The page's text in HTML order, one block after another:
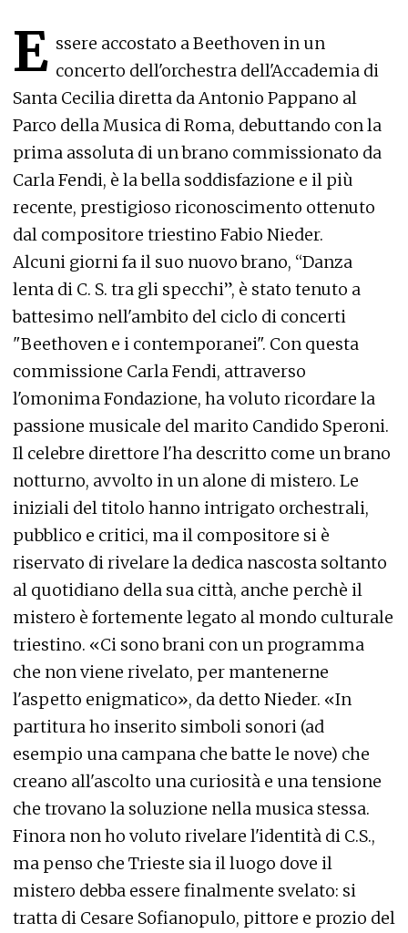
E ssere accostato a Beethoven in un
concerto dell'orchestra dell'Accademia di
Santa Cecilia diretta da Antonio Pappano al
Parco della Musica di Roma, debuttando con la
prima assoluta di un brano commissionato da
Carla Fendi, è la bella soddisfazione e il più
recente, prestigioso riconoscimento ottenuto
dal compositore triestino Fabio Nieder.
Alcuni giorni fa il suo nuovo brano, “Danza
lenta di C. S. tra gli specchi”, è stato tenuto a
battesimo nell'ambito del ciclo di concerti
"Beethoven e i contemporanei". Con questa
commissione Carla Fendi, attraverso
l'omonima Fondazione, ha voluto ricordare la
passione musicale del marito Candido Speroni.
Il celebre direttore l'ha descritto come un brano
notturno, avvolto in un alone di mistero. Le
iniziali del titolo hanno intrigato orchestrali,
pubblico e critici, ma il compositore si è
riservato di rivelare la dedica nascosta soltanto
al quotidiano della sua città, anche perchè il
mistero è fortemente legato al mondo culturale
triestino. «Ci sono brani con un programma
che non viene rivelato, per mantenerne
l'aspetto enigmatico», da detto Nieder. «In
partitura ho inserito simboli sonori (ad
esempio una campana che batte le nove) che
creano all'ascolto una curiosità e una tensione
che trovano la soluzione nella musica stessa.
Finora non ho voluto rivelare l'identità di C.S.,
ma penso che Trieste sia il luogo dove il
mistero debba essere finalmente svelato: si
tratta di Cesare Sofianopulo, pittore e prozio del